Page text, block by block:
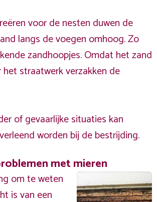
voor de nesten duwen de
langs de voegen omhoog. Zo
zandhoopjes. Omdat het zand
straatwerk verzakken de
of gevaarlijke situaties kan
worden bij de bestrijding.
met mieren
om te weten
is van een